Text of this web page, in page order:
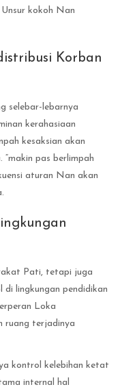
kokoh Nan
Korban
selebar-lebarnya
kerahasiaan
kesaksian akan
pas berlimpah
aturan Nan akan
Pati, tetapi juga
di lingkungan pendidikan
Loka
ruang terjadinya
kontrol kelebihan ketat
internal hal